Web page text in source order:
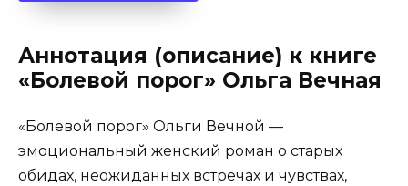
Аннотация (описание) к книге
«Болевой порог» Ольга Вечная
«Болевой порог» Ольги Вечной —
эмоциональный женский роман о старых
обидах, неожиданных встречах и чувствах,